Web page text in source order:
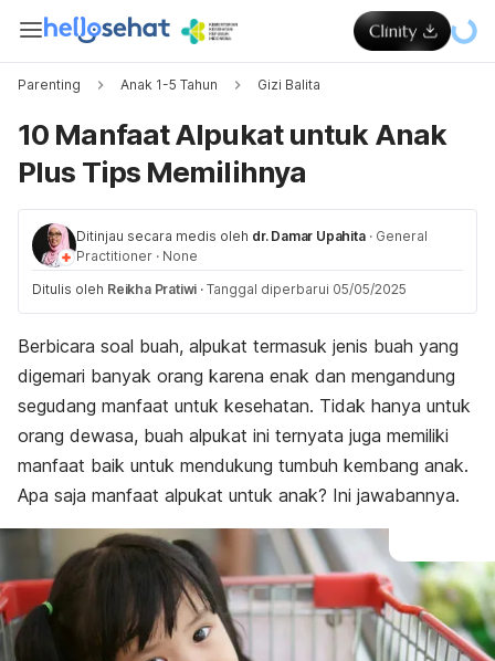
Parenting Anak 1-5 Tahun Gizi Balita
10 Manfaat Alpukat untuk Anak
Plus Tips Memilihnya
Ditinjau secara medis oleh dr. Damar Upahita · General
Practitioner · None
Ditulis oleh Reikha Pratiwi · Tanggal diperbarui 05/05/2025
Berbicara soal buah, alpukat termasuk jenis buah yang
digemari banyak orang karena enak dan mengandung
segudang manfaat untuk kesehatan. Tidak hanya untuk
orang dewasa, buah alpukat ini ternyata juga memiliki
manfaat baik untuk mendukung tumbuh kembang anak.
Apa saja manfaat alpukat untuk anak? Ini jawabannya.